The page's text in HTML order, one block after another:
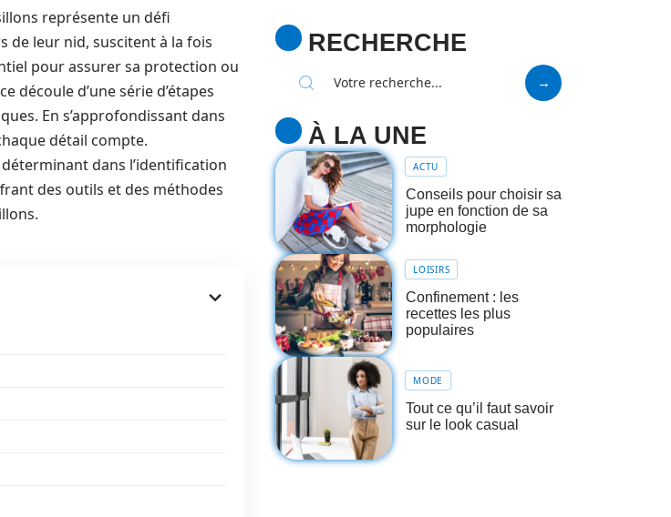
représente un défi
de leur nid, suscitent à la fois
pour assurer sa protection ou
découle d’une série d’étapes
En s’approfondissant dans
détail compte.
dans l’identification
des outils et des méthodes
RECHERCHE
À LA UNE
ACTU
Conseils pour choisir sa
jupe en fonction de sa
morphologie
LOISIRS
Confinement : les
recettes les plus
populaires
MODE
Tout ce qu’il faut savoir
sur le look casual